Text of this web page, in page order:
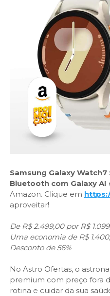
Samsung Galaxy
Bluetooth com Galaxy AI
Amazon. Clique em
aproveitar!
De R$ 2.499,00 por R$
Uma economia de R$
Desconto de 56%
No Astro Ofertas, o
premium com preço fora
rotina e cuidar da sua